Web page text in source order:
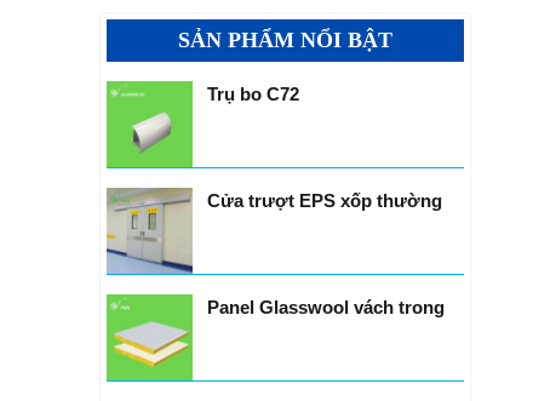
SẢN PHẨM NỔI BẬT
Trụ bo C72
Cửa trượt EPS xốp thường
Panel Glasswool vách trong